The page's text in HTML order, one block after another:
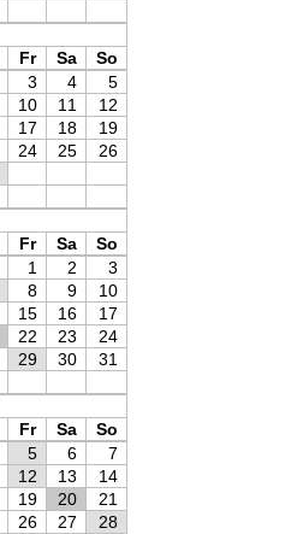
Fr Sa
So
3 4
5
10 11
12
17 18
19
24 25
26
Fr Sa
So
1 2
3
8 9
10
15 16
17
22 23
24
29 30 31
Fr Sa
So
5 6
7
12 13
14
19 20
21
26 27
28